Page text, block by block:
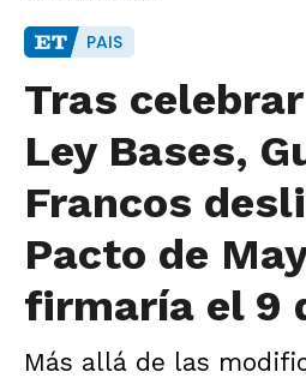
PAIS
Tras
Ley Bases,
Francos
Pacto de
firmaría el 9
Más allá de las